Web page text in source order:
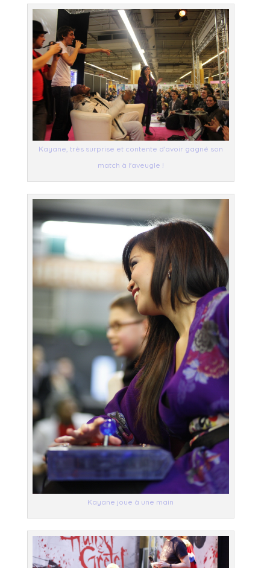
Kayane, très surprise et contente d'avoir gagné son
match à l'aveugle !
Kayane joue à une main